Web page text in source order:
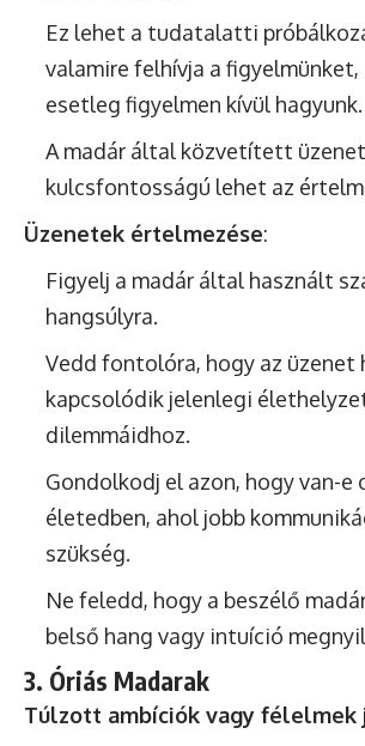
Ez lehet a tudatalatti
valamire felhívja a figyelmünket,
esetleg figyelmen kívül hagyunk.
A madár által közvetített
kulcsfontosságú lehet az
Üzenetek értelmezése:
Figyelj a madár által használt
hangsúlyra.
Vedd fontolóra, hogy az üzenet
kapcsolódik jelenlegi
dilemmáidhoz.
Gondolkodj el azon, hogy van-e
életedben, ahol jobb
szükség.
Ne feledd, hogy a beszélő
belső hang vagy intuíció
3. Óriás Madarak
Túlzott ambíciók vagy félelmek